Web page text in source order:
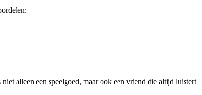
alleen een speelgoed, maar ook een vriend die altijd luistert